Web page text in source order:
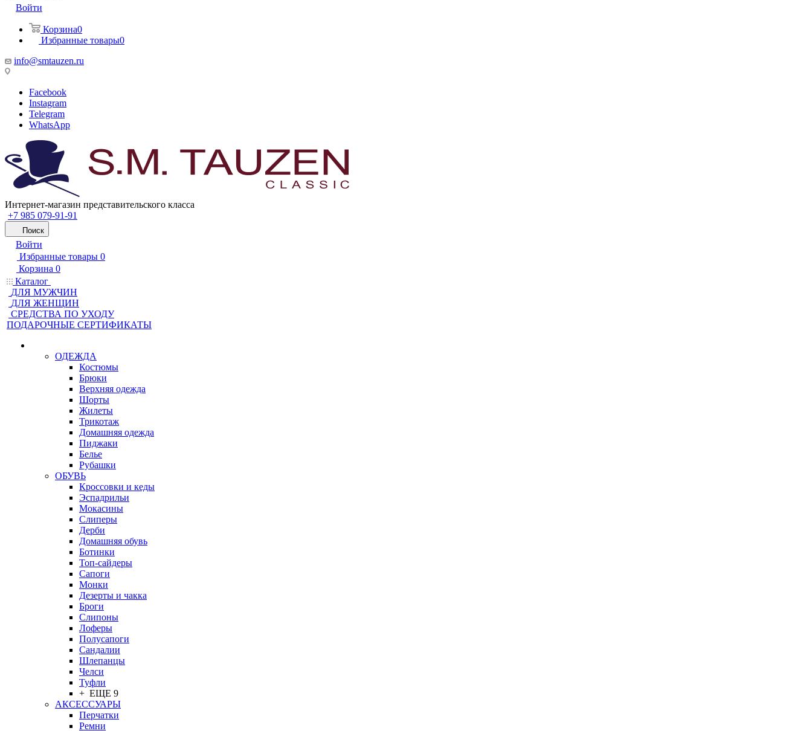
Войти
Корзина0
Избранные товары0
info@smtauzen.ru
Facebook
Instagram
Telegram
WhatsApp
Интернет-магазин представительского класса
+7 985 079-91-91
Поиск
Войти
Избранные товары 0
Корзина 0
Каталог
ДЛЯ МУЖЧИН
ДЛЯ ЖЕНЩИН
CРЕДСТВА ПО УХОДУ
ПОДАРОЧНЫЕ СЕРТИФИКАТЫ
ОДЕЖДА
Костюмы
Брюки
Верхняя одежда
Шорты
Жилеты
Трикотаж
Домашняя одежда
Пиджаки
Белье
Рубашки
ОБУВЬ
Кроссовки и кеды
Эспадрильи
Мокасины
Слиперы
Дерби
Домашняя обувь
Ботинки
Топ-сайдеры
Сапоги
Монки
Дезерты и чакка
Броги
Слипоны
Лоферы
Полусапоги
Сандалии
Шлепанцы
Челси
Туфли
+ ЕЩЕ 9
АКСЕССУАРЫ
Перчатки
Ремни